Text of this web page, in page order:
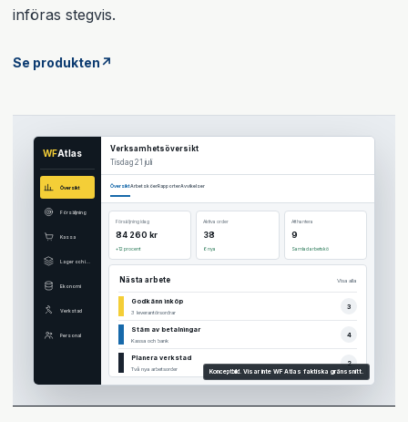
införas stegvis.
Se produkten↗
WFAtlas
Översikt
Försäljning
Kassa
Ekonomi
Verkstad
Personal
Verksamhetsöversikt
Tisdag 21 juli
ÖversiktArbetsköerRapporterAvvikelser
Försäljning idag
84 260 kr
+12 procent
Aktiva order
38
6 nya
Att hantera
9
Samlad arbetskö
Nästa arbete Visa alla
Godkänn inköp
3 leverantörsordrar
3
Stäm av betalningar
Kassa och bank
4
Planera verkstad
Två nya arbetsorder
2
Konceptbild. Visar inte WF Atlas faktiska gränssnitt.